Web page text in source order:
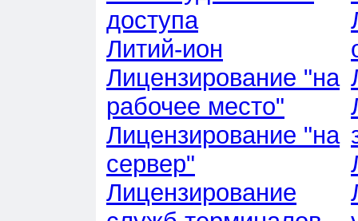
доступа
Литий-ион
Лицензирование "на
рабочее место"
Лицензирование "на
сервер"
Лицензирование